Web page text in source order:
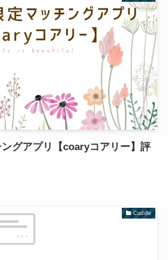
グアプリ【coaryコアリー】評
Cuddle